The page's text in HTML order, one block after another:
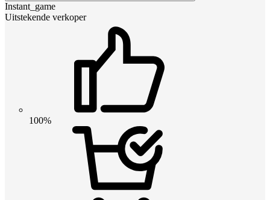
Instant_game
Uitstekende verkoper
100%